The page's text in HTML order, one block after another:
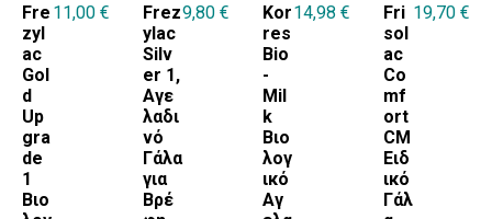
Fre
zyl
ac
Gol
d
Up
gra
de
1
Βιο
11,00 €
Frez
ylac
Silv
er 1,
Αγε
λαδι
νό
Γάλα
για
Βρέ
9,80 €
Kor
res
Bio
-
Mil
k
Βιο
λογ
ικό
Αγ
14,98 €
Fri
sol
ac
Co
mf
ort
CM
Ειδ
ικό
Γάλ
19,70 €